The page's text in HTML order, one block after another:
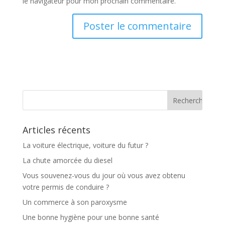
Articles récents
La voiture électrique, voiture du futur ?
La chute amorcée du diesel
Vous souvenez-vous du jour où vous avez obtenu
votre permis de conduire ?
Un commerce à son paroxysme
Une bonne hygiène pour une bonne santé